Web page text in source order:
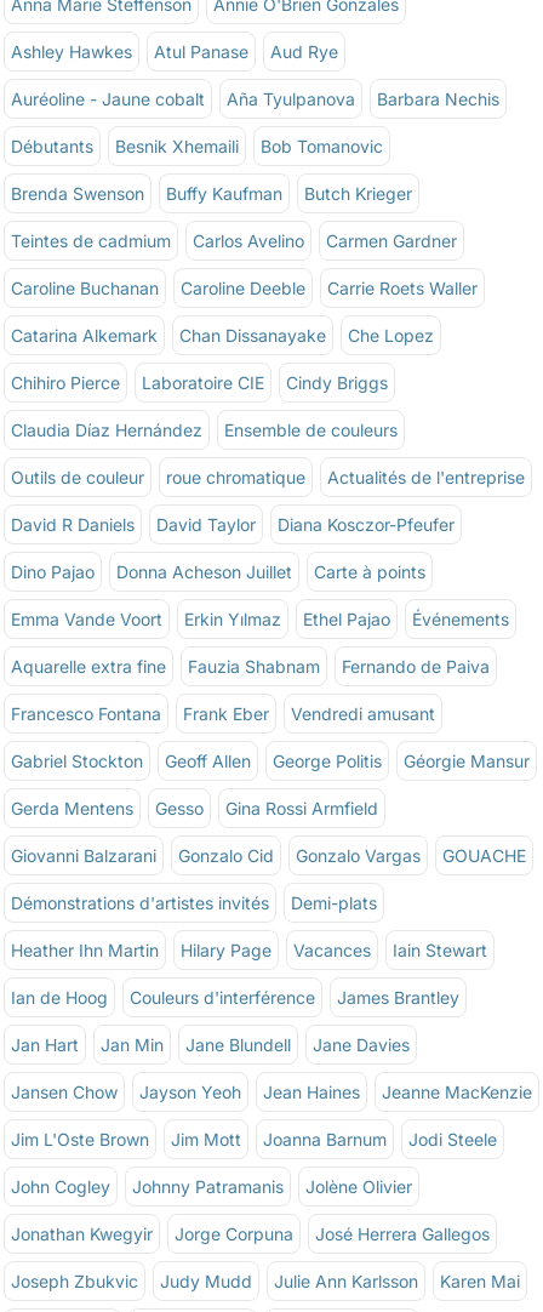
Ashley Hawkes Atul Panase Aud Rye
Auréoline - Jaune cobalt Aña Tyulpanova Barbara Nechis
Débutants Besnik Xhemaili Bob Tomanovic
Brenda Swenson Buffy Kaufman Butch Krieger
Teintes de cadmium Carlos Avelino Carmen Gardner
Caroline Buchanan Caroline Deeble Carrie Roets Waller
Catarina Alkemark Chan Dissanayake Che Lopez
Chihiro Pierce Laboratoire CIE Cindy Briggs
Claudia Díaz Hernández Ensemble de couleurs
Outils de couleur roue chromatique Actualités de l'entreprise
David R Daniels David Taylor Diana Kosczor-Pfeufer
Dino Pajao Donna Acheson Juillet Carte à points
Emma Vande Voort Erkin Yılmaz Ethel Pajao Événements
Aquarelle extra fine Fauzia Shabnam Fernando de Paiva
Francesco Fontana Frank Eber Vendredi amusant
Gabriel Stockton Geoff Allen George Politis Géorgie Mansur
Gerda Mentens Gesso Gina Rossi Armfield
Giovanni Balzarani Gonzalo Cid Gonzalo Vargas GOUACHE
Démonstrations d'artistes invités Demi-plats
Heather Ihn Martin Hilary Page Vacances Iain Stewart
Ian de Hoog Couleurs d'interférence James Brantley
Jan Hart Jan Min Jane Blundell Jane Davies
Jansen Chow Jayson Yeoh Jean Haines Jeanne MacKenzie
Jim L'Oste Brown Jim Mott Joanna Barnum Jodi Steele
John Cogley Johnny Patramanis Jolène Olivier
Jonathan Kwegyir Jorge Corpuna José Herrera Gallegos
Joseph Zbukvic Judy Mudd Julie Ann Karlsson Karen Mai